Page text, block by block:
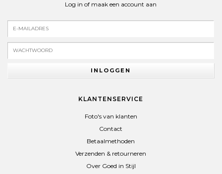
Log in of maak een account aan
INLOGGEN
KLANTENSERVICE
Foto's van klanten
Contact
Betaalmethoden
Verzenden & retourneren
Over Goed in Stijl